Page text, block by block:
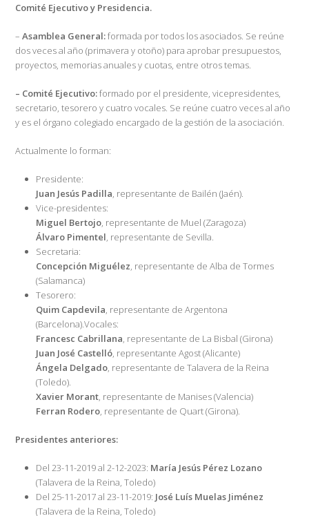
Comité Ejecutivo y Presidencia.
–Asamblea General:formada por todos los asociados. Se reúne
dos veces al año (primavera y otoño) para aprobar presupuestos,
proyectos, memorias anuales y cuotas, entre otros temas.
– Comité Ejecutivo:formado por el presidente, vicepresidentes,
secretario, tesorero y cuatro vocales. Se reúne cuatro veces al año
y es el órgano colegiado encargado de la gestión de la asociación.
Actualmente lo forman:
Presidente:
Juan Jesús Padilla, representante de Bailén (Jaén).
Vice-presidentes:
Miguel Bertojo, representante de Muel (Zaragoza)
Álvaro Pimentel, representante de Sevilla.
Secretaria:
Concepción Miguélez, representante de Alba de Tormes
(Salamanca)
Tesorero:
Quim Capdevila, representante de Argentona
(Barcelona).Vocales:
Francesc Cabrillana, representante de La Bisbal (Girona)
Juan José Castelló, representante Agost (Alicante)
Ángela Delgado, representante de Talavera de la Reina
(Toledo).
Xavier Morant, representante de Manises (Valencia)
Ferran Rodero, representante de Quart (Girona).
Presidentes anteriores:
Del 23-11-2019 al 2-12-2023: María Jesús Pérez Lozano
(Talavera de la Reina, Toledo)
Del 25-11-2017 al 23-11-2019: José Luís Muelas Jiménez
(Talavera de la Reina, Toledo)